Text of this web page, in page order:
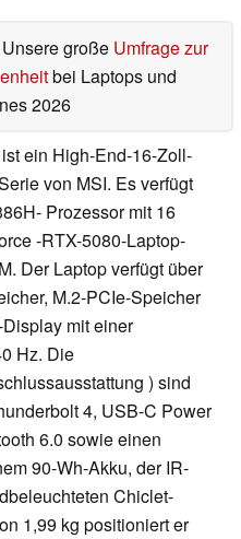
Unsere große Umfrage zur
bei Laptops und
2026
ein High-End-16-Zoll-
von MSI. Es verfügt
Prozessor mit 16
-RTX-5080-Laptop-
Der Laptop verfügt über
M.2-PCIe-Speicher
mit einer
Hz. Die
) sind
4, USB-C Power
6.0 sowie einen
90-Wh-Akku, der IR-
Chiclet-
1,99 kg positioniert er